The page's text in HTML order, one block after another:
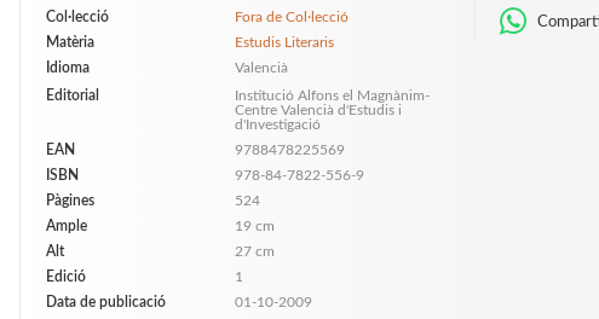
Col·lecció
Fora de Col·lecció
Matèria
Estudis Literaris
Idioma
Valencià
Editorial
Institució Alfons el Magnànim-
Centre Valencià d'Estudis i
d'Investigació
EAN
9788478225569
ISBN
978-84-7822-556-9
Pàgines
524
Ample
19 cm
Alt
27 cm
Edició
1
Data de publicació
01-10-2009